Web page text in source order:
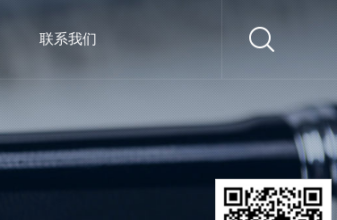
联系我们